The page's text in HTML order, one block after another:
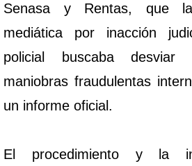
Senasa y Rentas, que
mediática por inacción
policial buscaba
maniobras fraudulentas
un informe oficial.
El procedimiento y la